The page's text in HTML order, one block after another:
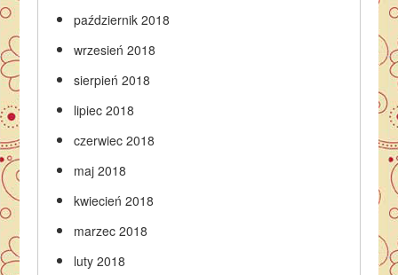
październik 2018
wrzesień 2018
sierpień 2018
lipiec 2018
czerwiec 2018
maj 2018
kwiecień 2018
marzec 2018
luty 2018